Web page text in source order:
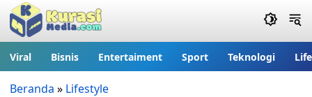
Viral Bisnis Entertaiment Sport Teknologi
Beranda » Lifestyle